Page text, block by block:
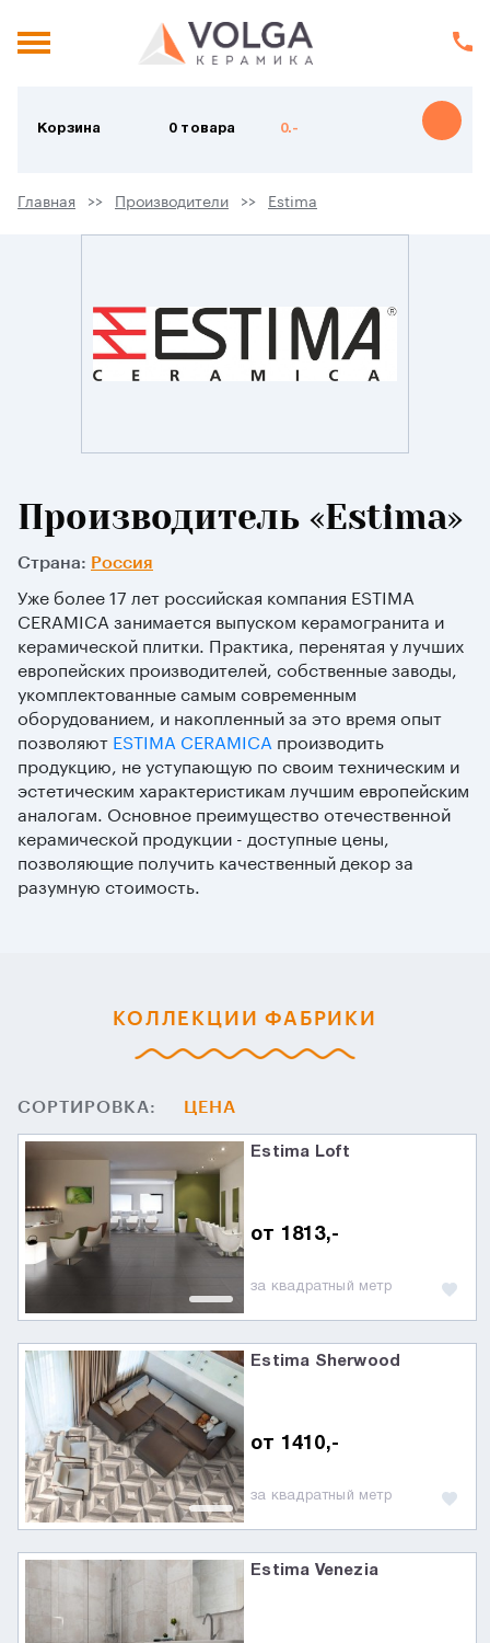
Корзина 0 товара 0.-
Главная Производители Estima
Производитель «Estima»
Страна: Россия
Уже более 17 лет российская компания ESTIMA
CERAMICA занимается выпуском керамогранита и
керамической плитки. Практика, перенятая у лучших
европейских производителей, собственные заводы,
укомплектованные самым современным
оборудованием, и накопленный за это время опыт
позволяют ESTIMA CERAMICA производить
продукцию, не уступающую по своим техническим и
эстетическим характеристикам лучшим европейским
аналогам. Основное преимущество отечественной
керамической продукции - доступные цены,
позволяющие получить качественный декор за
разумную стоимость.
КОЛЛЕКЦИИ ФАБРИКИ
СОРТИРОВКА: ЦЕНА
Estima Loft
от 1813,-
за квадратный метр
Estima Sherwood
от 1410,-
за квадратный метр
Estima Venezia